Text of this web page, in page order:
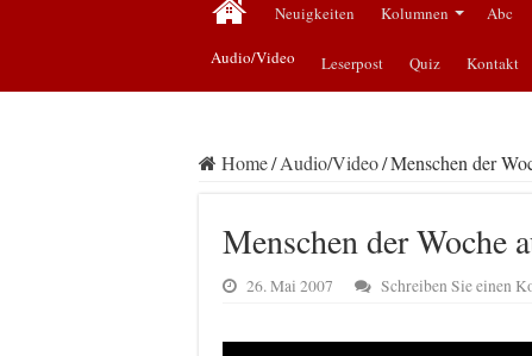
Neuigkeiten Kolumnen Abc
Audio/Video Leserpost Quiz Kontakt
Home/Audio/Video/Menschen der
Menschen der Woche
26. Mai 2007 Schreiben Sie einen